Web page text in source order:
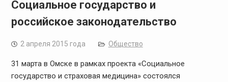
Социальное государство и
российское законодательство
2 апреля 2015 года Общество
31 марта в Омске в рамках проекта «Социальное
государство и страховая медицина» состоялся